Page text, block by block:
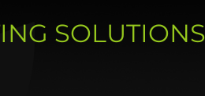
SOLUTIONS